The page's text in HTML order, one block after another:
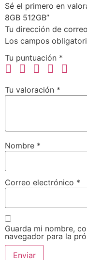
Sé el primero en
8GB 512GB”
Tu dirección de
Los campos
Tu puntuación *
Tu valoración *
Nombre *
Correo electrónico *
Guarda mi nombre,
navegador para la